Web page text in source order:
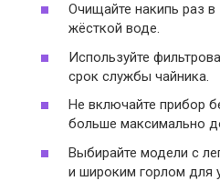
Очищайте накипь раз
жёсткой воде.
Используйте
срок службы чайника.
Не включайте прибор
больше максимально
Выбирайте модели с
и широким горлом для